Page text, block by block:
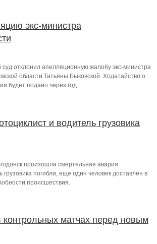
экс-министра
суд отклонил апелляционную жалобу экс-министра
области Татьяны Быковской. Ходатайство о
будет подано через год.
и водитель грузовика
произошла смертельная авария:
грузовика погибли, еще один человек доставлен в
происшествия.
матчах перед новым